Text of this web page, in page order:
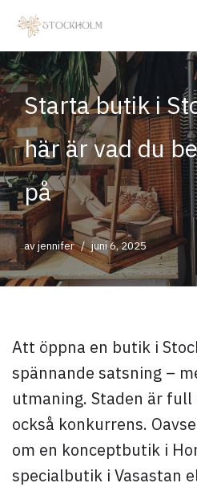
Hoppa
till
innehåll
Starta butik i
här är vad du
på
avjennifer juni 6, 2025
Att öppna en butik i
spännande satsning –
utmaning. Staden är full
också konkurrens.
om en konceptbutik i
specialbutik i Vasastan